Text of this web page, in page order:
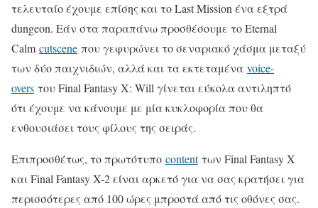
τελευταίο έχουμε επίσης και το Last Mission ένα εξτρά
dungeon. Εάν στα παραπάνω προσθέσουμε το Eternal
Calm cutscene που γεφυρώνει το σεναριακό χάσμα μεταξύ
των δύο παιχνιδιών, αλλά και τα εκτεταμένα voice-
overs του Final Fantasy X: Will γίνεται εύκολα αντιληπτό
ότι έχουμε να κάνουμε με μία κυκλοφορία που θα
ενθουσιάσει τους φίλους της σειράς.
Επιπροσθέτως, το πρωτότυπο contentτων Final Fantasy X
και Final Fantasy X-2 είναι αρκετό για να σας κρατήσει για
περισσότερες από 100 ώρες μπροστά από τις οθόνες σας.